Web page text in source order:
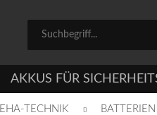
AKKUS FÜR
TECHNIK